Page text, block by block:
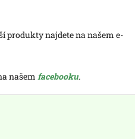
produkty najdete na našem e-
našem facebooku.